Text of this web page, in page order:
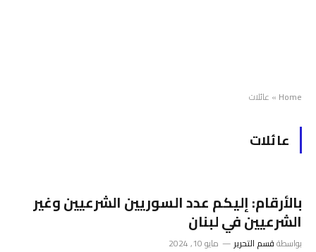
Home
» عائلات
عائلات
بالأرقام: إليكم عدد السوريين الشرعيين وغير
الشرعيين في لبنان
بواسطةقسم التحرير مايو 10, 2024